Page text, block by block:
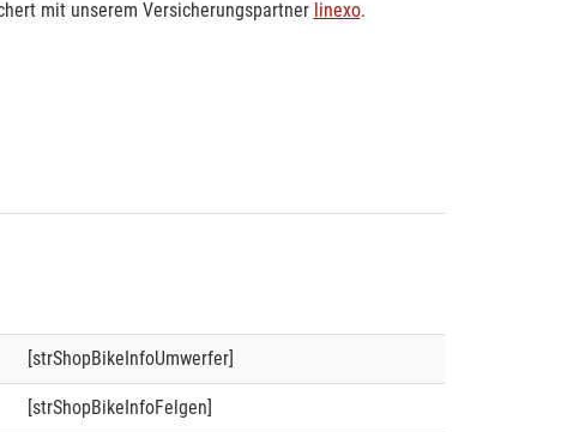
mit unserem Versicherungspartner linexo.
[strShopBikeInfoUmwerfer]
[strShopBikeInfoFelgen]